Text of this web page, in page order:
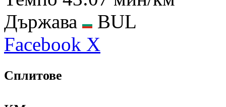
Държава
BUL
Facebook X
Сплитове